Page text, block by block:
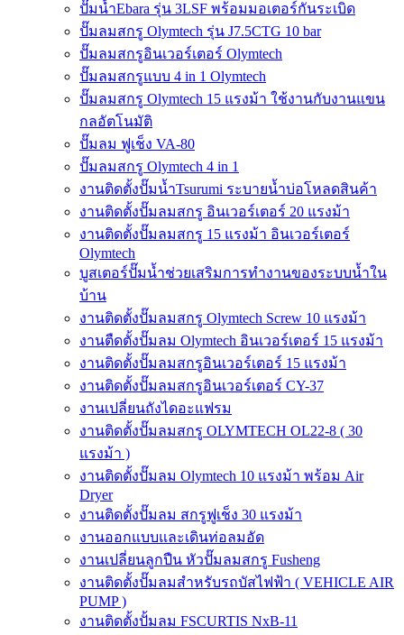
ปั๊มน้ำEbara รุ่น 3LSF พร้อมมอเตอร์กันระเบิด
ปั๊มลมสกรู Olymtech รุ่น J7.5CTG 10 bar
ปั๊มลมสกรูอินเวอร์เตอร์ Olymtech
ปั๊มลมสกรูแบบ 4 in 1 Olymtech
ปั๊มลมสกรู Olymtech 15 แรงม้า ใช้งานกับงานแขน
กลอัตโนมัติ
ปั๊มลม ฟูเช็ง VA-80
ปั๊มลมสกรู Olymtech 4 in 1
งานติดตั้งปั๊มน้ำTsurumi ระบายน้ำบ่อโหลดสินค้า
งานติดตั้งปั๊มลมสกรู อินเวอร์เตอร์ 20 แรงม้า
งานติดตั้งปั๊มลมสกรู 15 แรงม้า อินเวอร์เตอร์
Olymtech
บูสเตอร์ปั๊มน้ำช่วยเสริมการทำงานของระบบน้ำใน
บ้าน
งานติดตั้งปั๊มลมสกรู Olymtech Screw 10 แรงม้า
งานตืดตั้งปั๊มลม Olymtech อินเวอร์เตอร์ 15 แรงม้า
งานติดตั้งปั๊มลมสกรูอินเวอร์เตอร์ 15 แรงม้า
งานติดตั้งปั๊มลมสกรูอินเวอร์เตอร์ CY-37
งานเปลี่ยนถังไดอะแฟรม
งานติดตั้งปั๊มลมสกรู OLYMTECH OL22-8 ( 30
แรงม้า )
งานติดตั้งปั๊มลม Olymtech 10 แรงม้า พร้อม Air
Dryer
งานติดตั้งปั๊มลม สกรูฟูเช็ง 30 แรงม้า
งานออกแบบและเดินท่อลมอัด
งานเปลี่ยนลูกปืน หัวปั๊มลมสกรู Fusheng
งานติดตั้งปั๊มลมสำหรับรถบัสไฟฟ้า ( VEHICLE AIR
PUMP )
งานติดตั้งปั้มลม FSCURTIS NxB-11